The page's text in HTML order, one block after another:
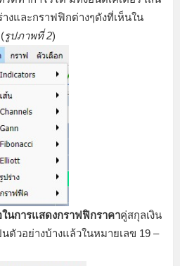
งและกราฟฟิกต่างๆดังที่เห็นใน
รูปภาพที่ 2)
ในการแสดงกราฟฟิกราคาคู่สกุลเงิน
ตัวอย่างบ้างแล้วในหมายเลข 19 –